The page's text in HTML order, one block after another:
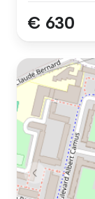
€ 630